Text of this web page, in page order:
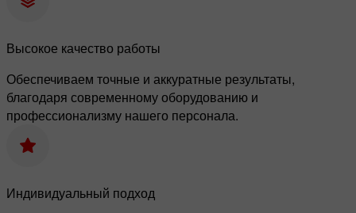
Высокое качество работы
Обеспечиваем точные и аккуратные результаты,
благодаря современному оборудованию и
профессионализму нашего персонала.
Индивидуальный подход